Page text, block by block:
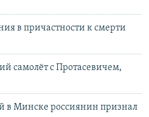
в причастности к смерти
самолёт с Протасевичем,
в Минске россиянин признал